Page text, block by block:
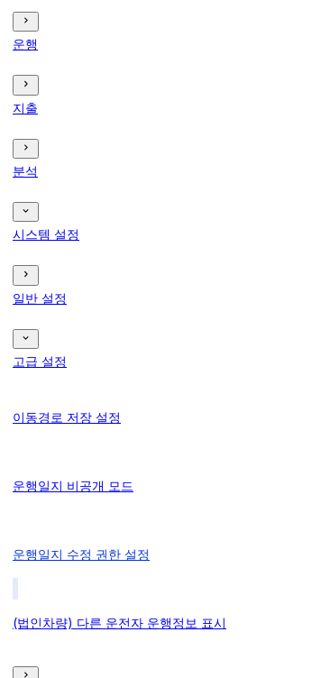
운행
지출
분석
시스템 설정
일반 설정
고급 설정
이동경로 저장 설정
운행일지 비공개 모드
운행일지 수정 권한 설정
(법인차량) 다른 운전자 운행정보 표시